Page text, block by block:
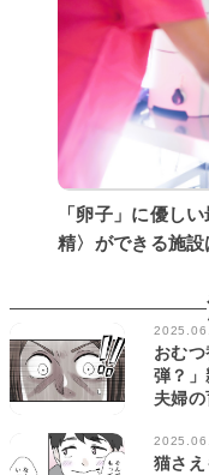
「卵子」に優し
精〉ができる施設
おむ
弾？」
夫婦の
猫さ